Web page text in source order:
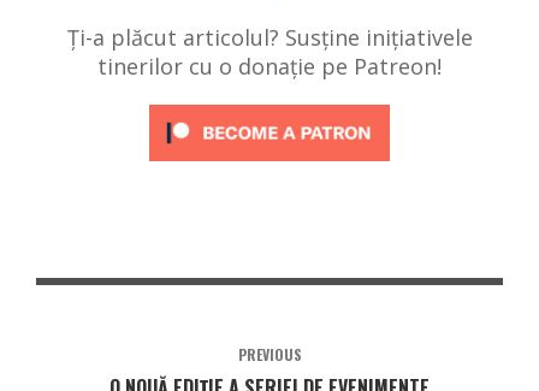
Ți-a plăcut articolul? Susține inițiativele
tinerilor cu o donație pe Patreon!
PREVIOUS